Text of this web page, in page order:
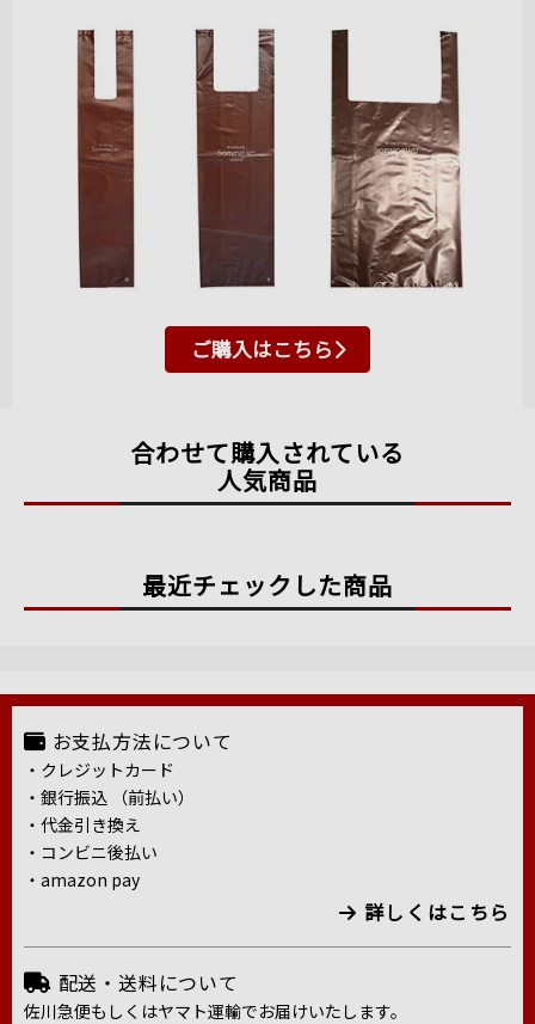
ご購入はこちら
合わせて購入されている
人気商品
最近チェックした商品
お支払方法について
・クレジットカード
・銀行振込 （前払い）
・代金引き換え
・コンビニ後払い
・amazon pay
詳しくはこちら
配送・送料について
佐川急便もしくはヤマト運輸でお届けいたします。